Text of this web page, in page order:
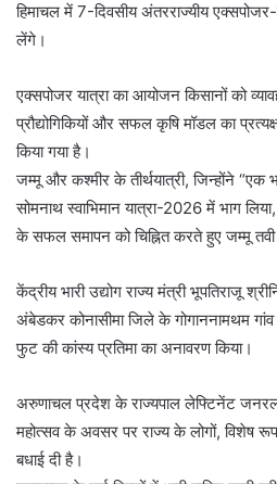
हिमाचल में 7-दिवसीय अंतरराज्यीय
लेंगे।
एक्सपोजर यात्रा का आयोजन किसानों को
प्रौद्योगिकियों और सफल कृषि मॉडल का
किया गया है।
जम्मू और कश्मीर के तीर्थयात्री, जिन्होंने “एक
सोमनाथ स्वाभिमान यात्रा-2026 में भाग
के सफल समापन को चिह्नित करते हुए जम्मू
केंद्रीय भारी उद्योग राज्य मंत्री भूपतिराजू
अंबेडकर कोनासीमा जिले के गोगाननामथम गांव
फुट की कांस्य प्रतिमा का अनावरण किया।
अरुणाचल प्रदेश के राज्यपाल लेफ्टिनेंट जनरल
महोत्सव के अवसर पर राज्य के लोगों, विशेष
बधाई दी है।